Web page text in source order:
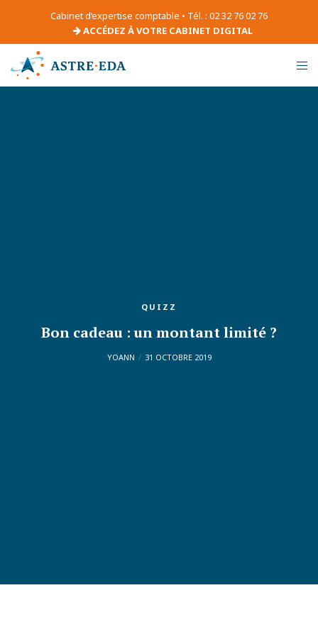
Cabinet d’expertise comptable • Tél. : 02 32 76 02 76
ACCÉDEZ À VOTRE CABINET DIGITAL
QUIZZ
Bon cadeau : un montant limité ?
YOANN 31 OCTOBRE 2019